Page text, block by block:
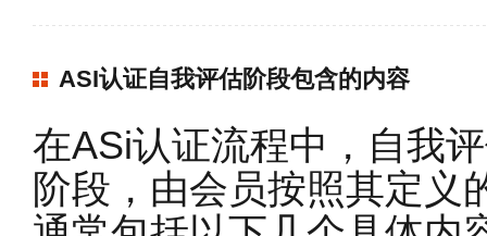
ASI认证自我评估阶段包含的内容
在ASi认证流程中，自我
阶段，由会员按照其定义